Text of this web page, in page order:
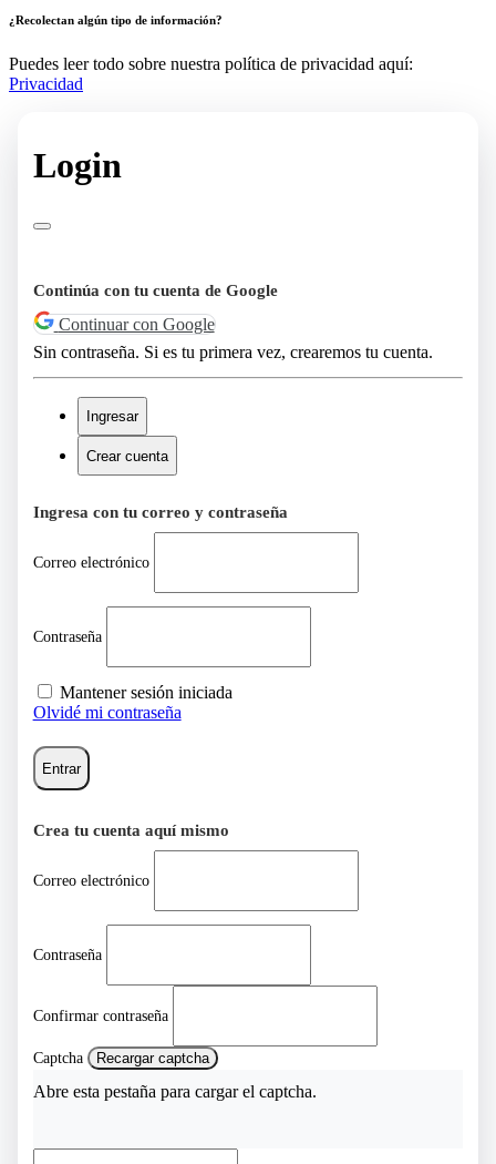
¿Recolectan algún tipo de información?
Puedes leer todo sobre nuestra política de privacidad aquí:
Privacidad
Login
Continúa con tu cuenta de Google
Continuar con Google
Sin contraseña. Si es tu primera vez, crearemos tu cuenta.
Ingresar
Crear cuenta
Ingresa con tu correo y contraseña
Correo electrónico
Contraseña
Mantener sesión iniciada
Olvidé mi contraseña
Entrar
Crea tu cuenta aquí mismo
Correo electrónico
Contraseña
Confirmar contraseña
Captcha Recargar captcha
Abre esta pestaña para cargar el captcha.